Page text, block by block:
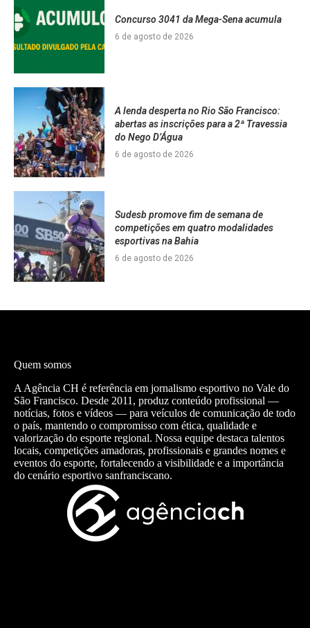
Concurso 3041 da Mega-Sena acumula
6 de agosto de 2026
A lenda desperta no Rio São Francisco:
abertas as inscrições para a 2ª Travessia
do Nego D’Água
6 de agosto de 2026
Sudesb promove fim de semana de
competições em quatro modalidades
esportivas na Bahia
6 de agosto de 2026
Quem somos
A Agência CH é referência em jornalismo esportivo no Vale do
São Francisco. Desde 2011, produz conteúdo profissional —
notícias, fotos e vídeos — para veículos de comunicação de todo
o país, mantendo o compromisso com ética, qualidade e
valorização do esporte regional. Nossa equipe destaca talentos
locais, competições amadoras, profissionais e grandes nomes e
eventos do esporte, fortalecendo a visibilidade e a importância
do cenário esportivo sanfranciscano.